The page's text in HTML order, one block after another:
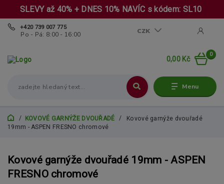
SLEVY až 40% + DNES 10% NAVÍC s kódem: SL10
Menu
CZK
+420 739 007 775
Po - Pá: 8:00 - 16:00
0
0,00 Kč
KOVOVÉ GARNÝŽE DVOUŘADÉ
Kovové garnýže dvouřadé
19mm - ASPEN FRESNO chromové
Kovové garnýže dvouřadé 19mm - ASPEN
FRESNO chromové